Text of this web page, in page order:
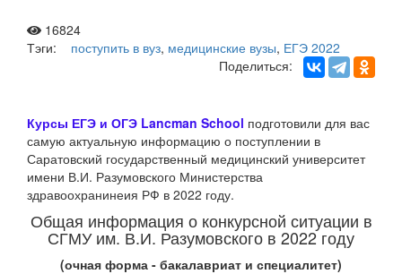
16824
Тэги:
поступить в вуз, медицинские вузы, ЕГЭ 2022
Поделиться:
Курсы ЕГЭ и ОГЭ Lancman School подготовили для вас
самую актуальную информацию о поступлении в
Саратовский государственный медицинский университет
имени В.И. Разумовского Министерства
здравоохранинеия РФ в 2022 году.
Общая информация о конкурсной ситуации в
СГМУ им. В.И. Разумовского в 2022 году
(очная форма - бакалавриат и специалитет)